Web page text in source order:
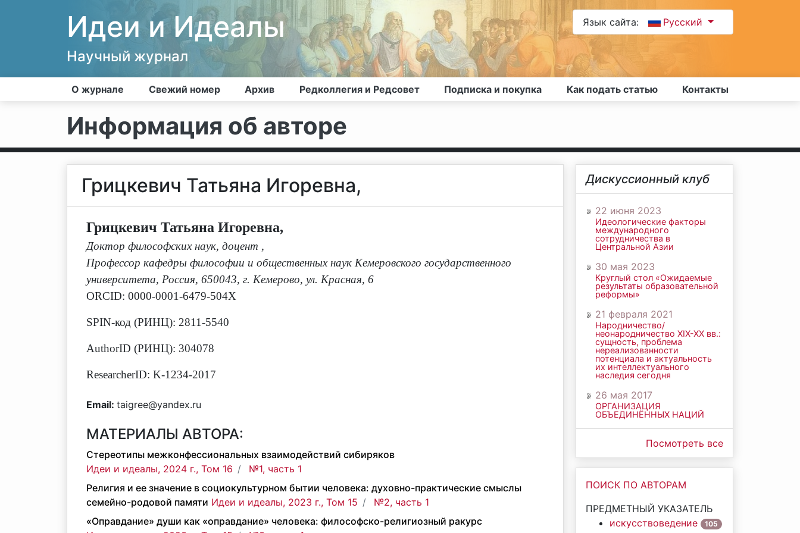
Идеи и Идеалы
Научный журнал
Язык сайта: Русский
О журнале Свежий номер Архив Редколлегия и Редсовет Подписка и покупка Как подать статью Контакты
Информация об авторе
Грицкевич Татьяна Игоревна,
Грицкевич Татьяна Игоревна,
Доктор философских наук, доцент ,
Профессор кафедры философии и общественных наук Кемеровского государственного
университета, Россия, 650043, г. Кемерово, ул. Красная, 6
ORCID: 0000-0001-6479-504X
SPIN-код (РИНЦ): 2811-5540
AuthorID (РИНЦ): 304078
ResearcherID: K-1234-2017
Email: taigree@yandex.ru
МАТЕРИАЛЫ АВТОРА:
Стереотипы межконфессиональных взаимодействий сибиряков
Идеи и идеалы, 2024 г., Том 16
№1, часть 1
Религия и ее значение в социокультурном бытии человека: духовно-практические смыслы
семейно-родовой памяти Идеи и идеалы, 2023 г., Том 15
№2, часть 1
«Оправдание» души как «оправдание» человека: философско-религиозный ракурс
Дискуссионный клуб
22 июня 2023
Идеологические факторы
международного
сотрудничества в
Центральной Азии
30 мая 2023
Круглый стол «Ожидаемые
результаты образовательной
реформы»
21 февраля 2021
Народничество/
неонародничество ХIХ-ХХ вв.:
сущность, проблема
нереализованности
потенциала и актуальность
их интеллектуального
наследия сегодня
26 мая 2017
ОРГАНИЗАЦИЯ
ОБЪЕДИНЁННЫХ НАЦИЙ
Посмотреть все
ПОИСК ПО АВТОРАМ
ПРЕДМЕТНЫЙ УКАЗАТЕЛЬ
искусствоведение
105